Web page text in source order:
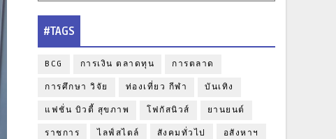
#TAGS
BCG การเงิน ตลาดทุน การตลาด
การศึกษา วิจัย ท่องเที่ยว กีฬา บันเทิง
แฟชั่น บิวตี้ สุขภาพ โฟกัสนิวส์ ยานยนต์
ราชการ ไลฟ์สไตล์ สังคมทั่วไป อสังหาฯ